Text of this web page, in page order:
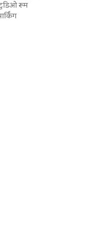
रूम